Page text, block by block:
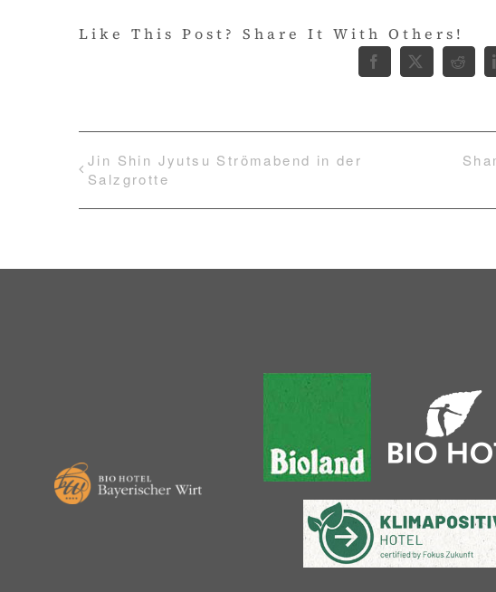
Like This Post? Share It With Others!
Facebook
X
Jin Shin Jyutsu Strömabend in der
Salzgrotte